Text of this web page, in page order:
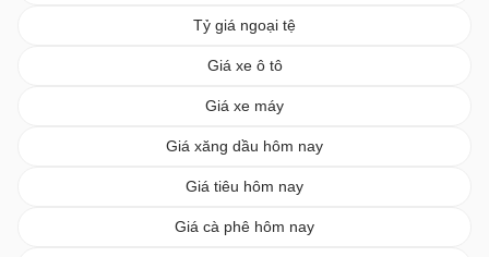
Tỷ giá ngoại tệ
Giá xe ô tô
Giá xe máy
Giá xăng dầu hôm nay
Giá tiêu hôm nay
Giá cà phê hôm nay